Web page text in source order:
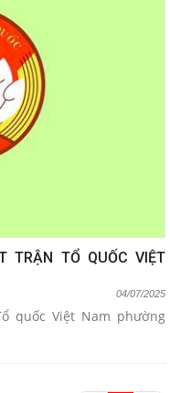
TRẬN TỔ QUỐC VIỆT
04/07/2025
quốc Việt Nam phường